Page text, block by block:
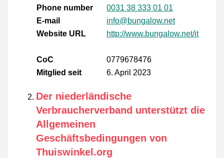
Phone number
0031 38 333 01 01
E-mail
info@bungalow.net
Website URL
http://www.bungalow.net/it
CoC
0779678476
Mitglied seit
6. April 2023
Der niederländische
Verbraucherverband unterstützt die
Allgemeinen
Geschäftsbedingungen von
Thuiswinkel.org